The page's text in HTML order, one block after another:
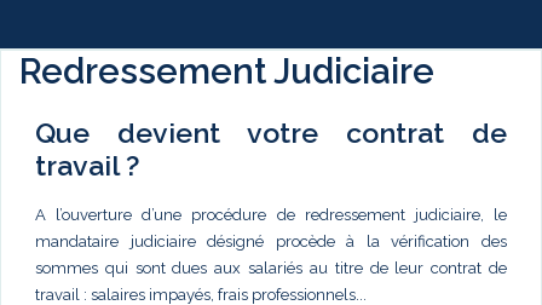
Redressement Judiciaire
Que devient votre contrat de
travail ?
A l’ouverture d’une procédure de redressement judiciaire, le
mandataire judiciaire désigné procède à la vérification des
sommes qui sont dues aux salariés au titre de leur contrat de
travail : salaires impayés, frais professionnels...